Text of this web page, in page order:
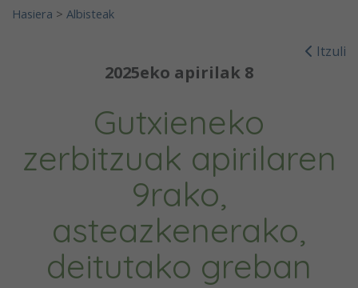
Hasiera > Albisteak
Itzuli
2025eko apirilak 8
Gutxieneko
zerbitzuak apirilaren
9rako,
asteazkenerako,
deitutako greban